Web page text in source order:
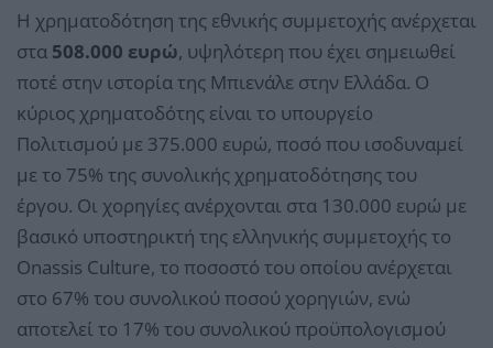
Η χρηματοδότηση της εθνικής συμμετοχής ανέρχεται
στα 508.000 ευρώ, υψηλότερη που έχει σημειωθεί
ποτέ στην ιστορία της Μπιενάλε στην Ελλάδα. Ο
κύριος χρηματοδότης είναι το υπουργείο
Πολιτισμού με 375.000 ευρώ, ποσό που ισοδυναμεί
με το 75% της συνολικής χρηματοδότησης του
έργου. Οι χορηγίες ανέρχονται στα 130.000 ευρώ με
βασικό υποστηρικτή της ελληνικής συμμετοχής το
Onassis Culture, το ποσοστό του οποίου ανέρχεται
στο 67% του συνολικού ποσού χορηγιών, ενώ
αποτελεί το 17% του συνολικού προϋπολογισμού